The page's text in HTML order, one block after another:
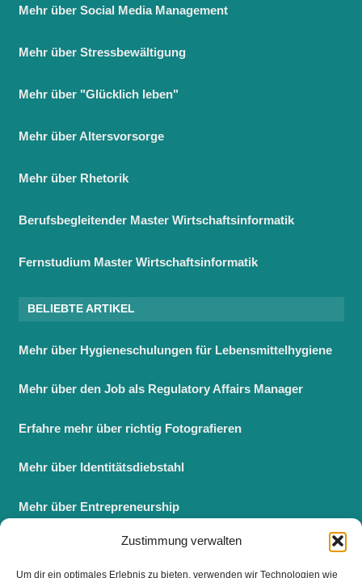
Zustimmung verwalten
Um dir ein optimales Erlebnis zu bieten, verwenden wir Technologien wie
Mehr über Social Media Management
Mehr über Stressbewältigung
Mehr über "Glücklich leben"
Mehr über Altersvorsorge
Mehr über Rhetorik
Berufsbegleitender Master Wirtschaftsinformatik
Fernstudium Master Wirtschaftsinformatik
BELIEBTE ARTIKEL
Mehr über Hygieneschulungen für Lebensmittelhygiene
Mehr über den Job als Regulatory Affairs Manager
Erfahre mehr über richtig Fotografieren
Mehr über Identitätsdiebstahl
Mehr über Entrepreneurship
Berufsbegleitender Master BWL